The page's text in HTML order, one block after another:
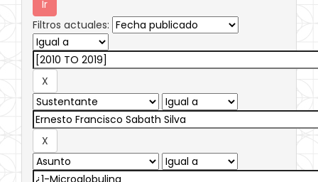
Filtros actuales: